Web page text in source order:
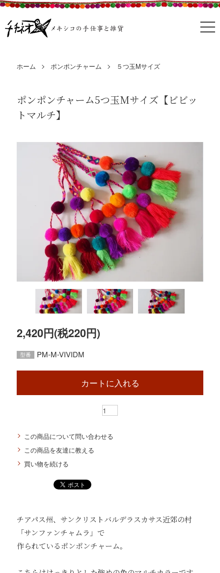
ホーム ポンポンチャーム ５つ玉Mサイズ
ポンポンチャーム5つ玉Mサイズ【ビビッ
トマルチ】
2,420円(税220円)
型番 PM-M-VIVIDM
カートに入れる
この商品について問い合わせる
この商品を友達に教える
買い物を続ける
チアパス州、サンクリストバルデラスカサス近郊の村
「サンファンチャムラ」で
作られているポンポンチャーム。